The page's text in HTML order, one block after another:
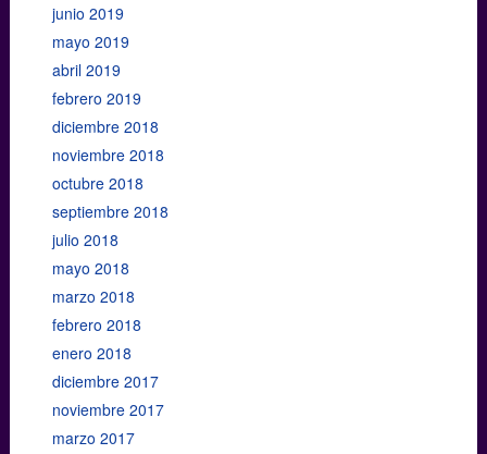
junio 2019
mayo 2019
abril 2019
febrero 2019
diciembre 2018
noviembre 2018
octubre 2018
septiembre 2018
julio 2018
mayo 2018
marzo 2018
febrero 2018
enero 2018
diciembre 2017
noviembre 2017
marzo 2017